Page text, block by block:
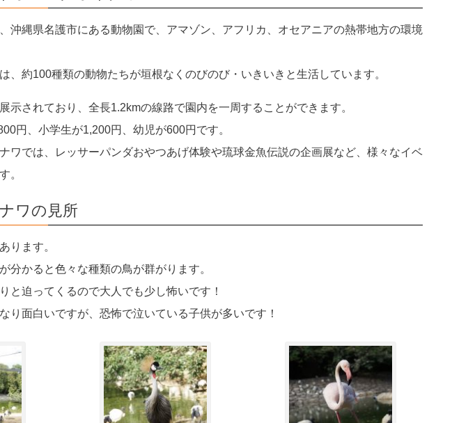
沖縄県名護市にある動物園で、アマゾン、アフリカ、オセアニアの熱帯地方の環境
、約100種類の動物たちが垣根なくのびのび・いきいきと生活しています。
示されており、全長1.2kmの線路で園内を一周することができます。
円、小学生が1,200円、幼児が600円です。
ワでは、レッサーパンダおやつあげ体験や琉球金魚伝説の企画展など、様々なイベ
。
ワの見所
ります。
分かると色々な種類の鳥が群がります。
と迫ってくるので大人でも少し怖いです！
り面白いですが、恐怖で泣いている子供が多いです！